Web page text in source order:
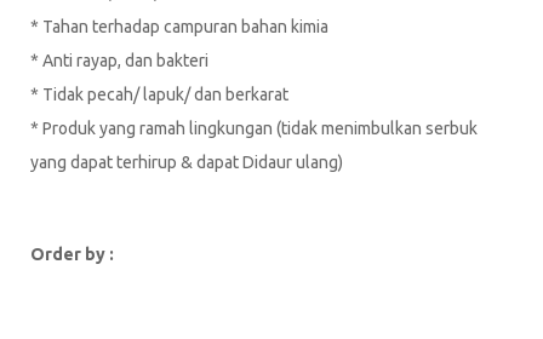
* Tahan terhadap campuran bahan kimia
* Anti rayap, dan bakteri
* Tidak pecah/ lapuk/ dan berkarat
* Produk yang ramah lingkungan (tidak menimbulkan serbuk
yang dapat terhirup & dapat Didaur ulang)
Order by :